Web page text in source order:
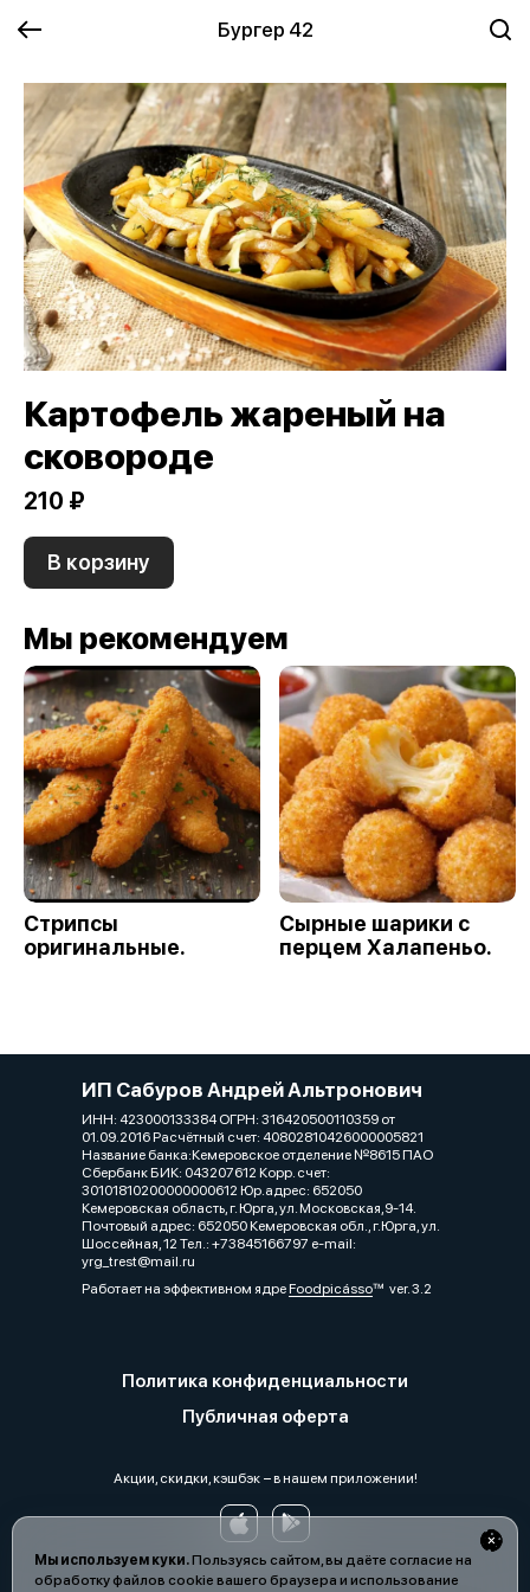
Бургер 42
Мы используем куки.Пользуясь сайтом, вы даёте согласие на
обработку файлов cookie вашего браузера и использование
Картофель жареный на
сковороде
210 ₽
В корзину
Мы рекомендуем
Стрипсы
оригинальные.
Сырные шарики с
перцем Халапеньо.
ИП Сабуров Андрей Альтронович
ИНН: 423000133384 ОГРН: 316420500110359 от
01.09.2016 Расчётный счет: 40802810426000005821
Название банка:Кемеровское отделение №8615 ПАО
Сбербанк БИК: 043207612 Корр. счет:
30101810200000000612 Юр.адрес: 652050
Кемеровская область, г. Юрга, ул. Московская,9-14.
Почтовый адрес: 652050 Кемеровская обл., г.Юрга, ул.
Шоссейная, 12 Тел.: +73845166797 e-mail:
yrg_trest@mail.ru
Работает на эффективном ядреFoodpicássover. 3.2
Политика конфиденциальности
Публичная оферта
Акции, скидки, кэшбэк − в нашем приложении!